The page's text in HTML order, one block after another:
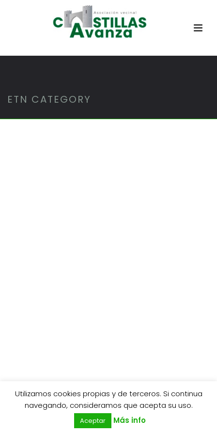
ETN CATEGORY
0
Utilizamos cookies propias y de terceros. Si continua
navegando, consideramos que acepta su uso.
Aceptar Más info